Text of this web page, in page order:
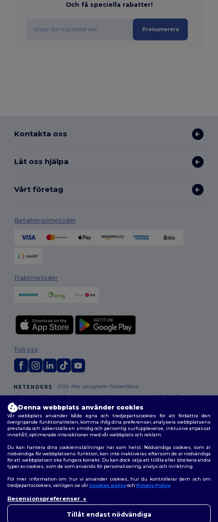
Och få speciella rabatter!
Prenumerera
Kontakta oss
Låt oss hjälpa
Vårt företag
Betalningsmetoder
Fraktmetoder
2026. Alla rättigheter förbehållna
Allmänna Villkor|Anpassad policy|Integritetspolicy|Policy för cookies
|
Följ oss
Denna webbplats använder cookies
Vår webbplats använder både egna och tredjepartscookies för att förbättra den
övergripande funktionaliteten, komma ihåg dina preferenser, analysera webbplatsens
prestanda och säkerställa en smidig och personlig surfupplevelse, inklusive anpassat
innehåll, optimerade interaktioner med vår webbplats och reklam.
Du kan hantera dina cookieinställningar när som helst. Nödvändiga cookies, som är
nödvändiga för webbplatsens funktion, kan inte inaktiveras eftersom de är nödvändiga
för att webbplatsen ska fungera korrekt. Du kan dock välja att tillåta eller blockera andra
typer av cookies, som de som används för personalisering, analys och inriktning.
För mer information om hur vi använder cookies, hur du kontrollerar dem och om
tredjepartscookies, vänligen se vårCookies policyoch Privacy Policy.
Recensionspreferenser
Tillåt endast nödvändiga
funderingar kan du kontakta